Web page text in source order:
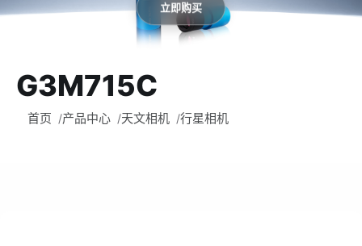
立即购买
G3M715C
首页 产品中心 天文相机 行星相机